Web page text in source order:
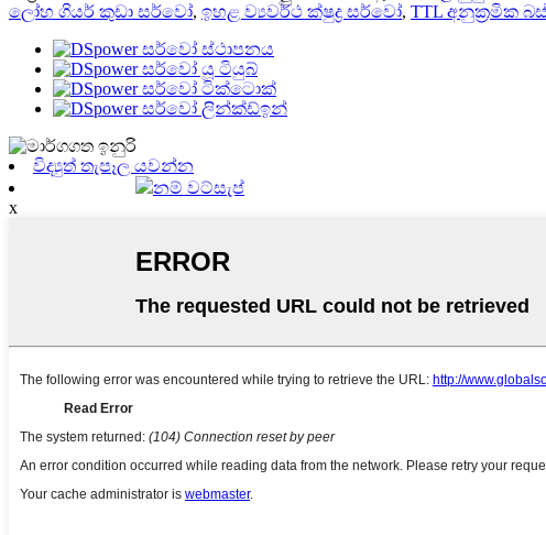
ලෝහ ගියර් කුඩා සර්වෝ, ඉහළ ව්‍යවර්ථ ක්ෂුද්‍ර සර්වෝ, TTL අනුක්‍රමික
විද්‍යුත් තැපෑල යවන්න
නම් වට්සැප්
x